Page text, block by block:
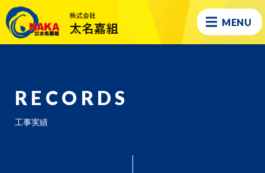
MENU
RECORDS
工事実績